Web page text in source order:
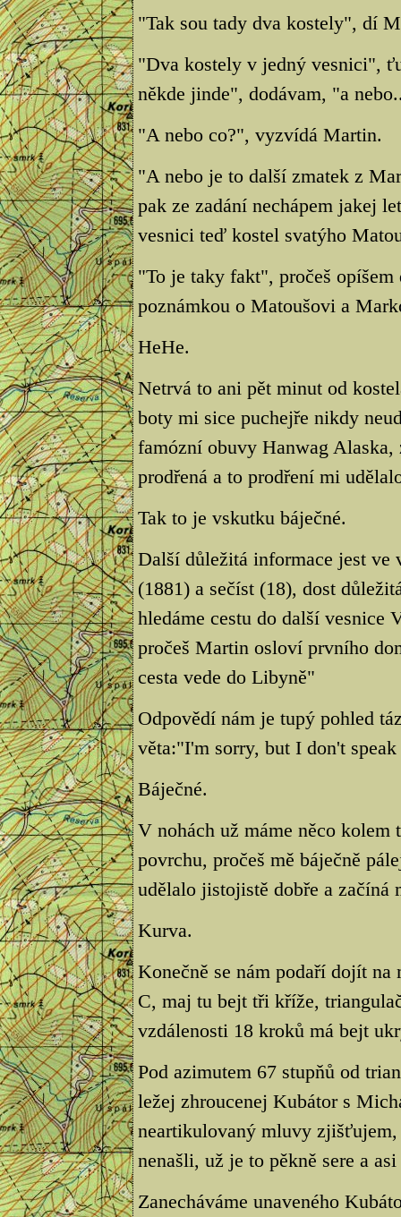
"Tak sou tady dva kostely", dí
"Dva kostely v jedný vesnici",
někde jinde", dodávam, "a
"A nebo co?", vyzvídá Martin.
"A nebo je to další zmatek z
pak ze zadání nechápem jakej
vesnici teď kostel svatýho
"To je taky fakt", pročeš
poznámkou o Matoušovi a
HeHe.
Netrvá to ani pět minut od
boty mi sice puchejře nikdy
famózní obuvy Hanwag
prodřená a to prodření mi
Tak to je vskutku báječné.
Další důležitá informace jest ve
(1881) a sečíst (18), dost
hledáme cestu do další vesnice
pročeš Martin osloví prvního
cesta vede do Libyně"
Odpovědí nám je tupý pohled
věta:"I'm sorry, but I don't
Báječné.
V nohách už máme něco
povrchu, pročeš mě báječně
udělalo jistojistě dobře a začíná
Kurva.
Konečně se nám podaří dojít na
C, maj tu bejt tři kříže,
vzdálenosti 18 kroků má bejt
Pod azimutem 67 stupňů od
ležej zhroucenej Kubátor s
neartikulovaný mluvy
nenašli, už je to pěkně sere a
Zanecháváme unaveného